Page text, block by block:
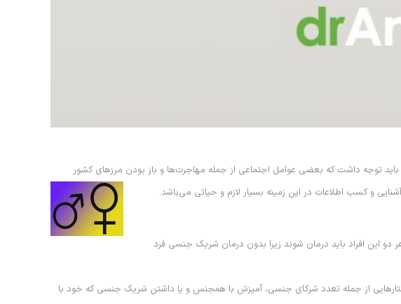
توجه داشت كه بعضي عوامل اجتماعي از جمله مهاجرت‌ها و باز بودن مرزهاي كشور
و كسب اطلاعات در اين زمينه بسيار لازم و حياتي مي‌باشد.
دو اين افراد بايد درمان شوند زيرا بدون درمان شريك جنسي فرد
از جمله تعدد شركاي جنسي، آميزش با همجنس و يا داشتن شريك جنسي كه خود با